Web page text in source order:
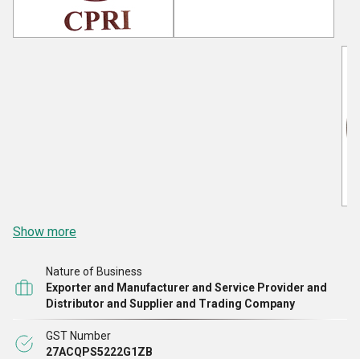
Show more
Nature of Business
Exporter and Manufacturer and Service Provider and
Distributor and Supplier and Trading Company
GST Number
27ACQPS5222G1ZB